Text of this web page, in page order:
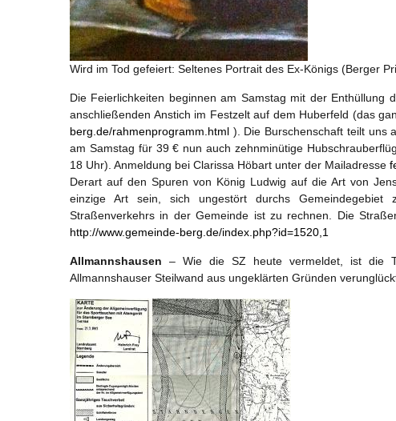
Wird im Tod gefeiert: Seltenes Portrait des Ex-Königs (Berger
Die Feierlichkeiten beginnen am Samstag mit der Enthüllung
anschließenden Anstich im Festzelt auf dem Huberfeld (das
berg.de/rahmenprogramm.html ). Die Burschenschaft teilt uns
am Samstag für 39 € nun auch zehnminütige
18 Uhr). Anmeldung bei Clarissa Höbart unter der Mailadresse
Derart auf den Spuren von König Ludwig auf die Art von
einzige Art sein, sich ungestört durchs Gemeindegebiet
Straßenverkehrs in der Gemeinde ist zu rechnen. Die
http://www.gemeinde-berg.de/index.php?id=1520,1
Allmannshausen – Wie die SZ heute vermeldet, ist die
Allmannshauser Steilwand aus ungeklärten Gründen